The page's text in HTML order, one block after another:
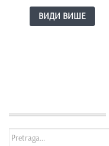
ВИДИ ВИШЕ
Search for: